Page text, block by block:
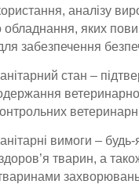
аналізу
обладнання, яких
забезпечення
стан –
вимоги –
тварин, а